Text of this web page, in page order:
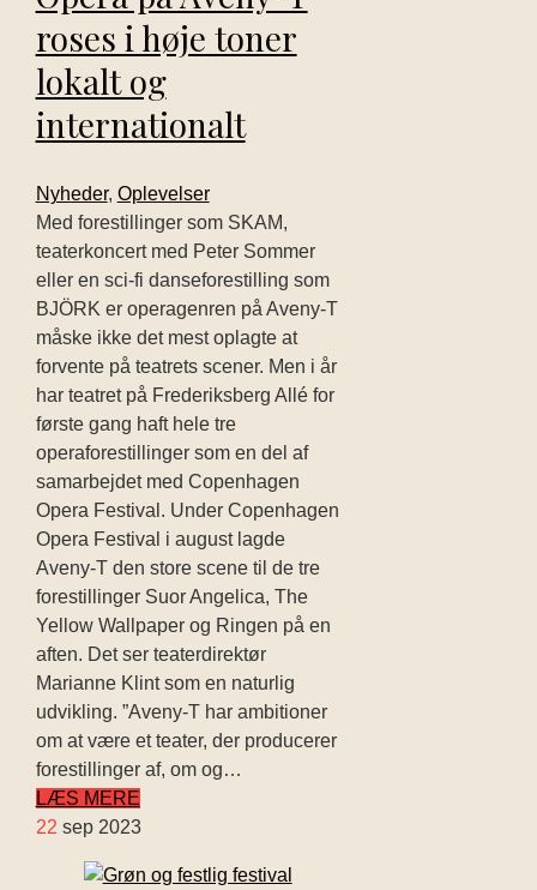
roses i høje toner
lokalt og
internationalt
Nyheder, Oplevelser
Med forestillinger som SKAM,
teaterkoncert med Peter Sommer
eller en sci-fi danseforestilling som
BJÖRK er operagenren på Aveny-T
måske ikke det mest oplagte at
forvente på teatrets scener. Men i år
har teatret på Frederiksberg Allé for
første gang haft hele tre
operaforestillinger som en del af
samarbejdet med Copenhagen
Opera Festival. Under Copenhagen
Opera Festival i august lagde
Aveny-T den store scene til de tre
forestillinger Suor Angelica, The
Yellow Wallpaper og Ringen på en
aften. Det ser teaterdirektør
Marianne Klint som en naturlig
udvikling. ”Aveny-T har ambitioner
om at være et teater, der producerer
forestillinger af, om og…
LÆS MERE
22 sep 2023